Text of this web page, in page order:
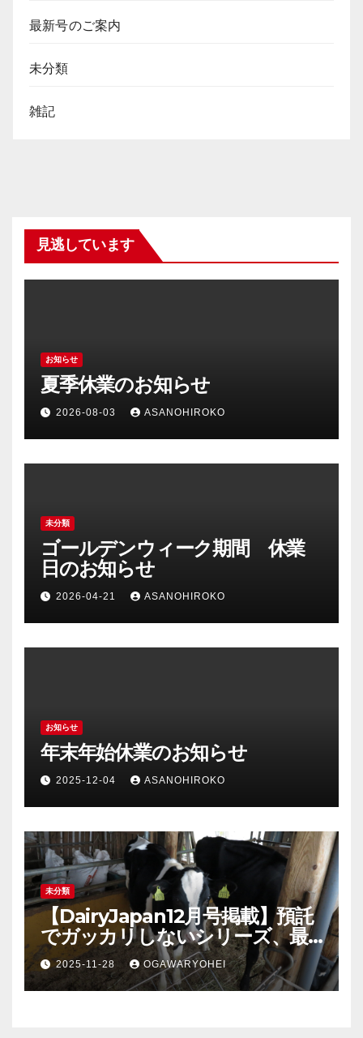
最新号のご案内
未分類
雑記
見逃しています
お知らせ
夏季休業のお知らせ
2026-08-03 ASANOHIROKO
未分類
ゴールデンウィーク期間 休業
日のお知らせ
2026-04-21 ASANOHIROKO
お知らせ
年末年始休業のお知らせ
2025-12-04 ASANOHIROKO
未分類
【DairyJapan12月号掲載】預託
でガッカリしないシリーズ、最
終回！
2025-11-28 OGAWARYOHEI